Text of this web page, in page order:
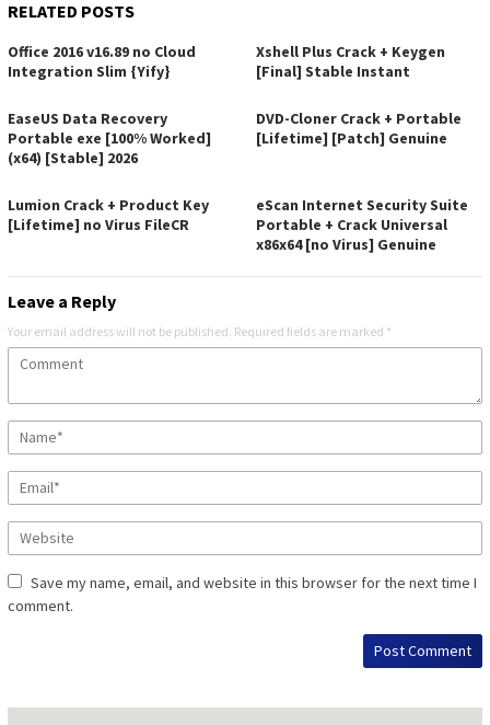
RELATED POSTS
Office 2016 v16.89 no Cloud
Integration Slim {Yify}
Xshell Plus Crack + Keygen
[Final] Stable Instant
EaseUS Data Recovery
Portable exe [100% Worked]
(x64) [Stable] 2026
DVD-Cloner Crack + Portable
[Lifetime] [Patch] Genuine
Lumion Crack + Product Key
[Lifetime] no Virus FileCR
eScan Internet Security Suite
Portable + Crack Universal
x86x64 [no Virus] Genuine
Leave a Reply
Your email address will not be published. Required fields are marked *
Save my name, email, and website in this browser for the next time I
comment.